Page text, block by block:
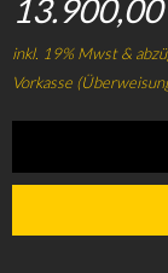
inkl. 19% Mwst &
Vorkasse